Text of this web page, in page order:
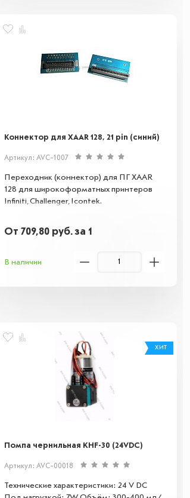
Коннектор для XAAR 128, 21 pin (синий)
Артикул: AVC-1007
Переходник (коннектор) для ПГ XAAR
128 для широкоформатных принтеров
Infiniti, Challenger, Icontek.
От 709,80 руб.за 1
В наличии
ХИТ
Помпа чернильная KHF-30 (24VDC)
Артикул: AVC-00018
Технические характеристики: 24 V DC